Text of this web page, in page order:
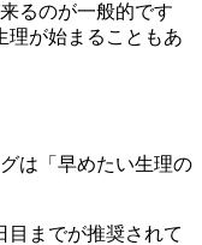
るのが一般的です
理が始まることもあ
は 「早めたい生理の
目までが推奨されて